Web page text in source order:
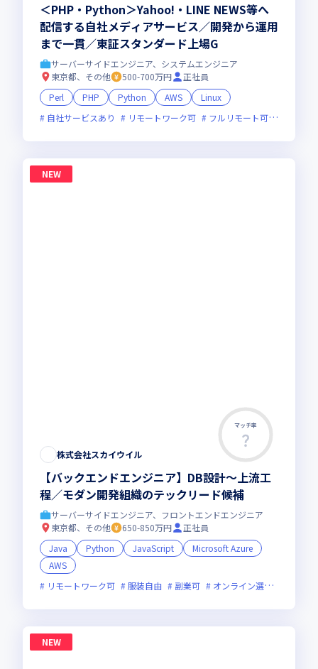
＜PHP・Python＞Yahoo!・LINE NEWS等へ
配信する自社メディアサービス／開発から運用
まで一貫／東証スタンダード上場G
サーバーサイドエンジニア、システムエンジニア
東京都、その他
500-700万円
正社員
Perl
PHP Python AWS
Linux
自社サービスあり
リモートワーク可 フルリモート可
NEW
マッチ率
株式会社スカイウイル
【バックエンドエンジニア】DB設計〜上流工
程／モダン開発組織のテックリード候補
サーバーサイドエンジニア、フロントエンドエンジニア
東京都、その他
650-850万円
正社員
Java
Python JavaScript
Microsoft Azure
AWS
リモートワーク可
服装自由 副業可 オンライン選考可
NEW